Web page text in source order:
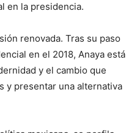
en la presidencia.
renovada. Tras su paso
en el 2018, Anaya está
y el cambio que
y presentar una alternativa